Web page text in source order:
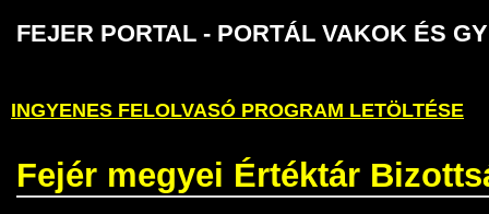
FEJER PORTAL - PORTÁL VAKOK ÉS
INGYENES FELOLVASÓ PROGRAM LETÖLTÉSE
Fejér megyei Értéktár